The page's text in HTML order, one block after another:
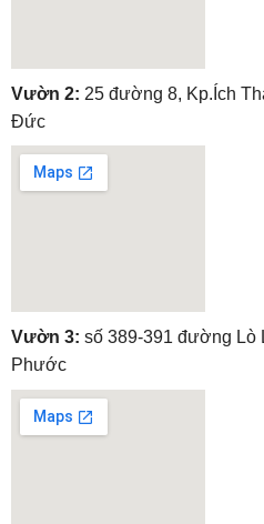
embedgooglemap.net
Vườn 2: 25 đường 8, Kp.Ích
Đức
embedgooglemap.net
Vườn 3: số 389-391 đường Lò
Phước